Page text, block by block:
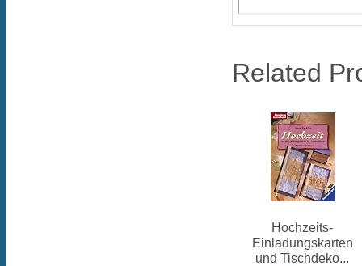
Related
Hochzeits-
Einladungskarten
und Tischdeko...